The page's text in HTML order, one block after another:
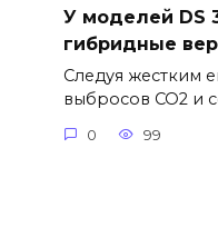
У моделей DS
гибридные
Следуя жестким
выбросов CO2 и
0 99